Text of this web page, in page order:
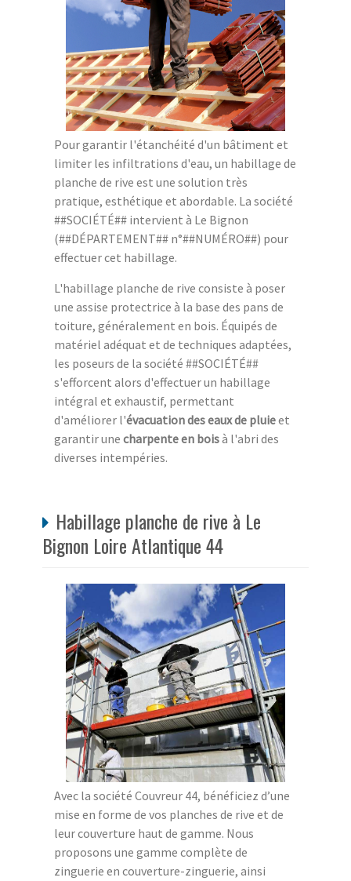
Pour garantir l'étanchéité d'un bâtiment et
limiter les infiltrations d'eau, un habillage de
planche de rive est une solution très
pratique, esthétique et abordable. La société
##SOCIÉTÉ## intervient à Le Bignon
(##DÉPARTEMENT## n°##NUMÉRO##) pour
effectuer cet habillage.
L'habillage planche de rive consiste à poser
une assise protectrice à la base des pans de
toiture, généralement en bois. Équipés de
matériel adéquat et de techniques adaptées,
les poseurs de la société ##SOCIÉTÉ##
s'efforcent alors d'effectuer un habillage
intégral et exhaustif, permettant
d'améliorer l'évacuation des eaux de pluieet
garantir une charpente en boisà l'abri des
diverses intempéries.
Habillage planche de rive à Le
Bignon Loire Atlantique 44
Avec la société Couvreur 44, bénéficiez d’une
mise en forme de vos planches de rive et de
leur couverture haut de gamme. Nous
proposons une gamme complète de
zinguerie en couverture-zinguerie, ainsi